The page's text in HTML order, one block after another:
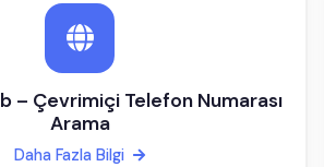
– Çevrimiçi Telefon Numarası
Arama
Daha Fazla Bilgi